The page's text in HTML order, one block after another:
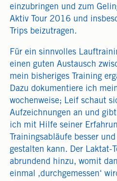
einzubringen und zum
Aktiv Tour 2016 und
Trips beizutragen.
Für ein sinnvolles
einen guten Austausch
mein bisheriges Training
Dazu dokumentiere ich
wochenweise; Leif schaut
Aufzeichnungen an und
ich mit Hilfe seiner
Trainingsabläufe besser
gestalten kann. Der Laktat-
abrundend hinzu, womit
einmal ‚durchgemessen‘